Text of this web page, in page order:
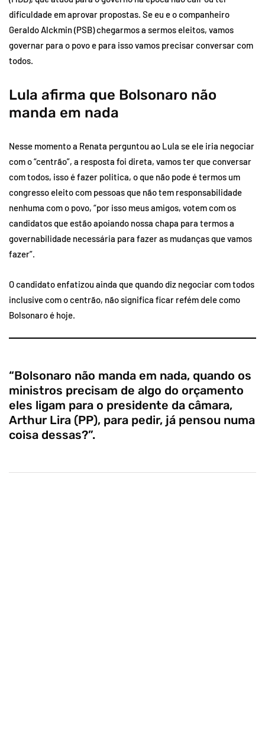
dificuldade em aprovar propostas. Se eu e o companheiro
Geraldo Alckmin (PSB) chegarmos a sermos eleitos, vamos
governar para o povo e para isso vamos precisar conversar com
todos.
Lula afirma que Bolsonaro não
manda em nada
Nesse momento a Renata perguntou ao Lula se ele iria negociar
com o “centrão”, a resposta foi direta, vamos ter que conversar
com todos, isso é fazer politica, o que não pode é termos um
congresso eleito com pessoas que não tem responsabilidade
nenhuma com o povo, “por isso meus amigos, votem com os
candidatos que estão apoiando nossa chapa para termos a
governabilidade necessária para fazer as mudanças que vamos
fazer”.
O candidato enfatizou ainda que quando diz negociar com todos
inclusive com o centrão, não significa ficar refém dele como
Bolsonaro é hoje.
“Bolsonaro não manda em nada, quando os
ministros precisam de algo do orçamento
eles ligam para o presidente da câmara,
Arthur Lira (PP), para pedir, já pensou numa
coisa dessas?”.